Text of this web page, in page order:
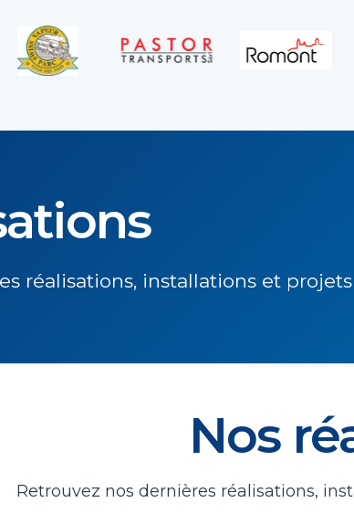
réalisations, installations et
Nos
Retrouvez nos dernières réalisations,